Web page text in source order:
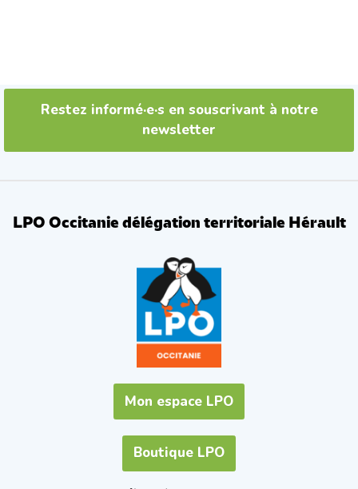
Restez informé·e·s en souscrivant à notre
newsletter
LPO Occitanie délégation territoriale Hérault
Mon espace LPO
Boutique LPO